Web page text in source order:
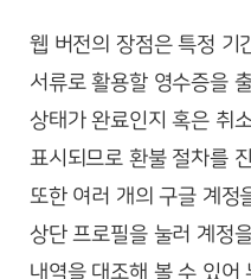
웹 버전의 장점은 특정 기
서류로 활용할 영수증을
상태가 완료인지 혹은 취
표시되므로 환불 절차를
또한 여러 개의 구글 계정
상단 프로필을 눌러 계정
내역을 대조해 볼 수 있어